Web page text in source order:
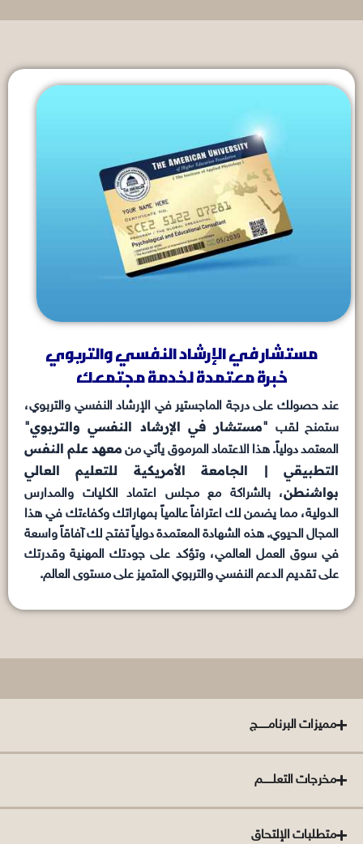
مستشار في الإرشاد النفسي والتربوي
خبرة معتمدة لخدمة مجتمعك
عند حصولك على درجة الماجستير في الإرشاد النفسي والتربوي،
ستمنح لقب "مستشار في الإرشاد النفسي والتربوي"
المعتمد دولياً. هذا الاعتماد المرموق يأتي من معهد علم النفس
التطبيقي | الجامعة الأمريكية للتعليم العالي
بواشنطن، بالشراكة مع مجلس اعتماد الكليات والمدارس
الدولية، مما يضمن لك اعترافاً عالمياً بمهاراتك وكفاءتك في هذا
المجال الحيوي. هذه الشهادة المعتمدة دولياً تفتح لك آفاقاً واسعة
في سوق العمل العالمي، وتؤكد على جودتك المهنية وقدرتك
على تقديم الدعم النفسي والتربوي المتميز على مستوى العالم.
مميزات البرنامــــــج
مخرجات التعلــــــم
متطلبات الإلتحاق